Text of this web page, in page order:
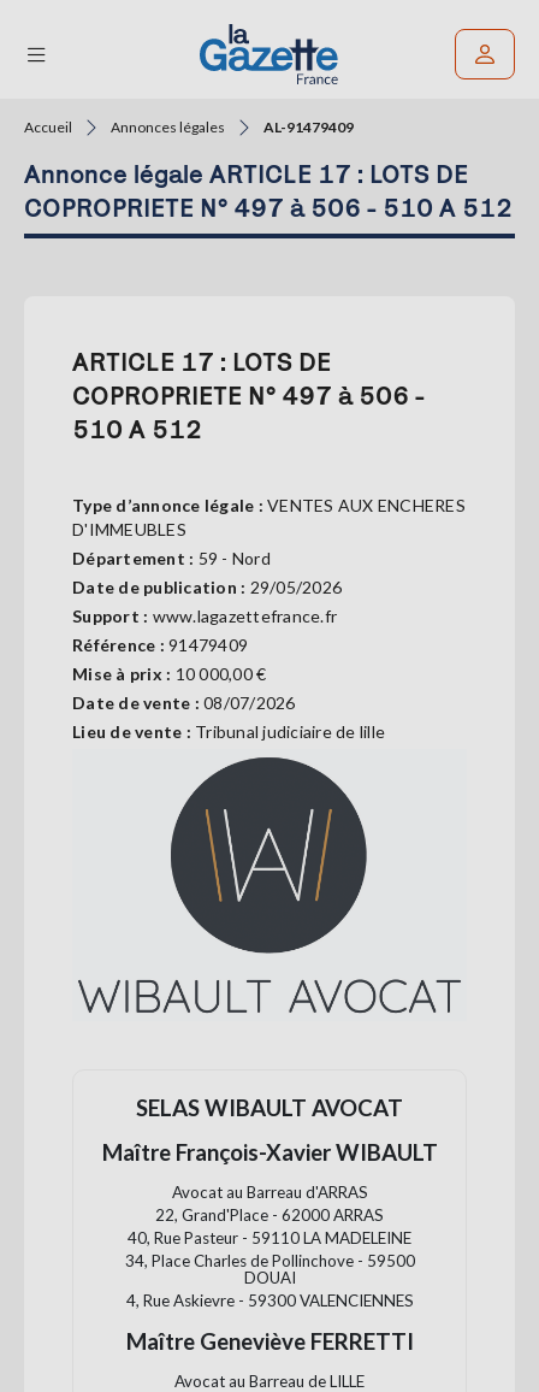
THÉMATIQUES
TENDANCES
Se
connecter
S'abonner
Accueil Annonces légales AL-91479409
Annonce légale ARTICLE 17 : LOTS DE
COPROPRIETE N° 497 à 506 - 510 A 512
ARTICLE 17 : LOTS DE
COPROPRIETE N° 497 à 506 -
510 A 512
Type d’annonce légale : VENTES AUX ENCHERES
D'IMMEUBLES
Département : 59 - Nord
Date de publication : 29/05/2026
Support : www.lagazettefrance.fr
Référence : 91479409
Mise à prix : 10 000,00 €
Date de vente : 08/07/2026
Lieu de vente : Tribunal judiciaire de lille
SELAS WIBAULT AVOCAT
Maître François-Xavier WIBAULT
Avocat au Barreau d'ARRAS
22, Grand'Place - 62000 ARRAS
40, Rue Pasteur - 59110 LA MADELEINE
34, Place Charles de Pollinchove - 59500
DOUAI
4, Rue Askievre - 59300 VALENCIENNES
Maître Geneviève FERRETTI
Avocat au Barreau de LILLE